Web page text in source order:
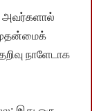
அவர்களால்
நாளேடாக